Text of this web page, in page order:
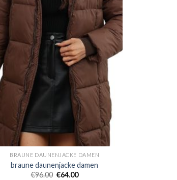
BRAUNE DAUNENJACKE DAMEN
braune daunenjacke damen
€96.00 €64.00